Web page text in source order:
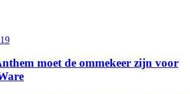
moet de ommekeer zijn voor